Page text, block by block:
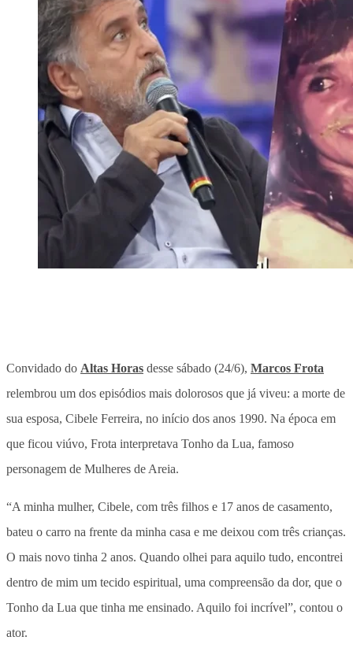
Convidado do Altas Horas desse sábado (24/6), Marcos Frota
relembrou um dos episódios mais dolorosos que já viveu: a morte de
sua esposa, Cibele Ferreira, no início dos anos 1990. Na época em
que ficou viúvo, Frota interpretava Tonho da Lua, famoso
personagem de Mulheres de Areia.
“A minha mulher, Cibele, com três filhos e 17 anos de casamento,
bateu o carro na frente da minha casa e me deixou com três crianças.
O mais novo tinha 2 anos. Quando olhei para aquilo tudo, encontrei
dentro de mim um tecido espiritual, uma compreensão da dor, que o
Tonho da Lua que tinha me ensinado. Aquilo foi incrível”, contou o
ator.